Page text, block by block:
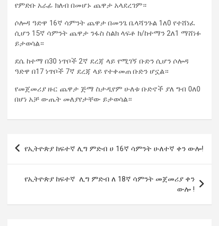
የምድቡ አራፊ ክለብ በመሆኑ ጨዋታ አላደረገም።
ሶሎዳ ዓድዋ 16ኛ ሳምንት ጨዋታ በመንጌ ቤላሻንጉል 1ለ0 የተሸነፈ
ሲሆን 15ኛ ሳምንት ጨዋታ ንፋስ ስልክ ላፍቶ ክ/ከተማን 2ለ1 ማሸነፉ
ይታወሳል።
ደሴ ከተማ በ30 ነጥቦች 2ኛ ደረጃ ላይ የሚገኝ ቡድን ሲሆን ሶሎዳ
ዓድዋ በ17 ነጥቦች 7ኛ ደረጃ ላይ የተቀመጠ ቡድን ሆኗል።
የመጀመሪያ ዙር ጨዋታ ጅማ ስታዲየም ሁለቱ ቡድኖች ያለ ግብ 0ለ0
በሆነ አቻ ውጤት መለያየታቸው ይታወሳል።
Post
የኢትዮጵያ ከፍተኛ ሊግ ምድብ ሀ 16ኛ ሳምንት ሁለተኛ ቀን ውሎ!
የኢትዮጵያ ከፍተኛ ሊግ ምድብ ለ 18ኛ ሳምንት መጀመሪያ ቀን
ውሎ !